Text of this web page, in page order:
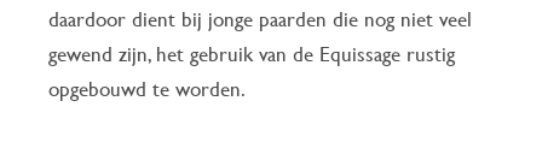
daardoor dient bij jonge paarden die nog niet veel
gewend zijn, het gebruik van de Equissage rustig
opgebouwd te worden.